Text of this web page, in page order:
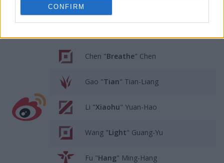
CONFIRM
Tak według plotek ma wyglądać skład
Chen "Breathe" Chen
Gao "Tian" Tian-Liang
Li "Xiaohu" Yuan-Hao
Wang "Light" Guang-Yu
Fu "Hang" Ming-Hang